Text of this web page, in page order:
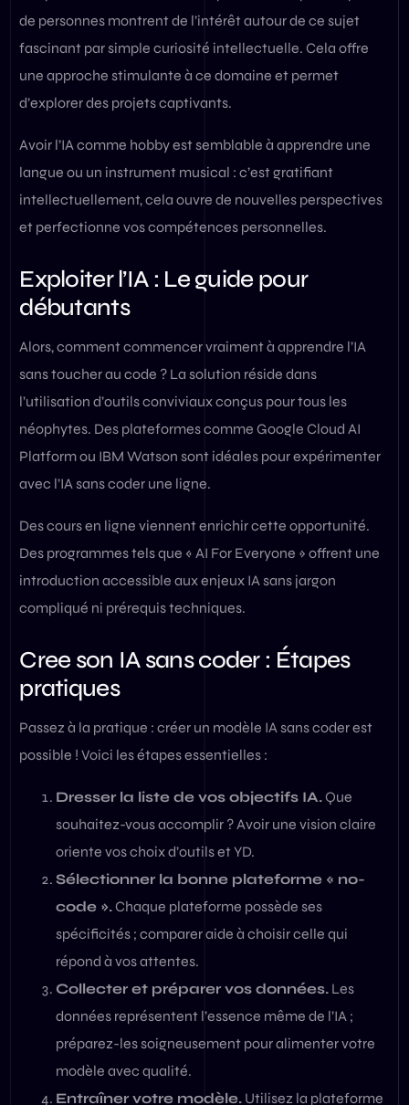
de personnes montrent de l’intérêt autour de ce sujet
fascinant par simple curiosité intellectuelle. Cela offre
une approche stimulante à ce domaine et permet
d’explorer des projets captivants.
Avoir l’IA comme hobby est semblable à apprendre une
langue ou un instrument musical : c’est gratifiant
intellectuellement, cela ouvre de nouvelles perspectives
et perfectionne vos compétences personnelles.
Exploiter l’IA : Le guide pour
débutants
Alors, comment commencer vraiment à apprendre l’IA
sans toucher au code ? La solution réside dans
l’utilisation d’outils conviviaux conçus pour tous les
néophytes. Des plateformes comme Google Cloud AI
Platform ou IBM Watson sont idéales pour expérimenter
avec l’IA sans coder une ligne.
Des cours en ligne viennent enrichir cette opportunité.
Des programmes tels que « AI For Everyone » offrent une
introduction accessible aux enjeux IA sans jargon
compliqué ni prérequis techniques.
Cree son IA sans coder : Étapes
pratiques
Passez à la pratique : créer un modèle IA sans coder est
possible ! Voici les étapes essentielles :
Dresser la liste de vos objectifs IA.Que
souhaitez-vous accomplir ? Avoir une vision claire
oriente vos choix d’outils et YD.
Sélectionner la bonne plateforme « no-
code ».Chaque plateforme possède ses
spécificités ; comparer aide à choisir celle qui
répond à vos attentes.
Collecter et préparer vos données. Les
données représentent l’essence même de l’IA ;
préparez-les soigneusement pour alimenter votre
modèle avec qualité.
Entraîner votre modèle. Utilisez la plateforme